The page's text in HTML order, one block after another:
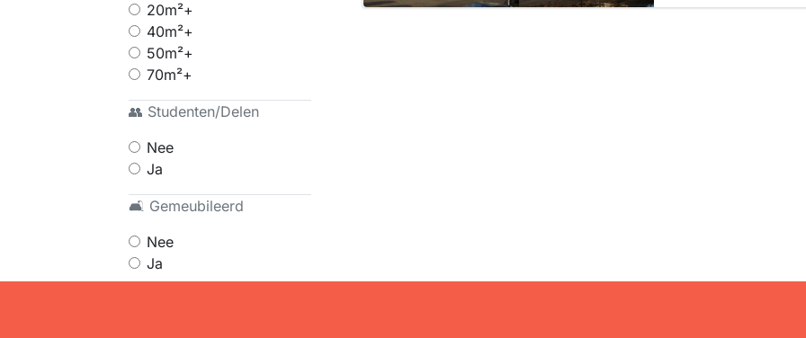
20m²+
40m²+
50m²+
70m²+
👥 Studenten/Delen
Nee
Ja
🛋 Gemeubileerd
Nee
Ja